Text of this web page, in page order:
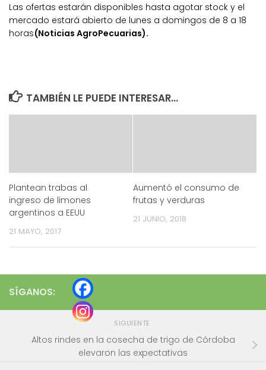
Las ofertas estarán disponibles hasta agotar stock y el
mercado estará abierto de lunes a domingos de 8 a 18
horas(Noticias AgroPecuarias).
TAMBIÉN LE PUEDE INTERESAR...
Plantean trabas al
ingreso de limones
argentinos a EEUU
21 MAYO, 2017
Aumentó el consumo de
frutas y verduras
21 JUNIO, 2018
SÍGANOS:
SIGUIENTE
Altos rindes en la cosecha de trigo de Córdoba
elevaron las expectativas